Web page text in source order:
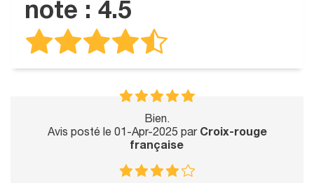
note : 4.5
Bien.
Avis posté le 01-Apr-2025 par Croix-rouge
française